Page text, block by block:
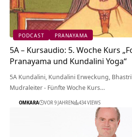
PODCAST PRANAYAMA
5A – Kursaudio: 5. Woche Kurs
Pranayama und Kundalini Yoga“
5A Kundalini, Kundalini Erweckung,
Mudraleiter - Fünfte Woche Kurs…
OMKARA VOR 9 JAHREN 434 VIEWS